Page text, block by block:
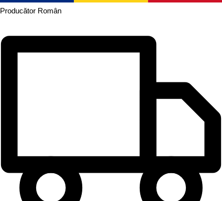
Producător Român